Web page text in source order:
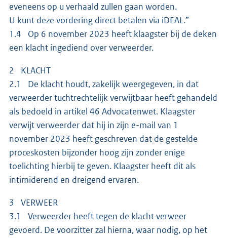
eveneens op u verhaald zullen gaan worden.
U kunt deze vordering direct betalen via iDEAL.”
1.4 Op 6 november 2023 heeft klaagster bij de deken
een klacht ingediend over verweerder.
2 KLACHT
2.1 De klacht houdt, zakelijk weergegeven, in dat
verweerder tuchtrechtelijk verwijtbaar heeft gehandeld
als bedoeld in artikel 46 Advocatenwet. Klaagster
verwijt verweerder dat hij in zijn e-mail van 1
november 2023 heeft geschreven dat de gestelde
proceskosten bijzonder hoog zijn zonder enige
toelichting hierbij te geven. Klaagster heeft dit als
intimiderend en dreigend ervaren.
3 VERWEER
3.1 Verweerder heeft tegen de klacht verweer
gevoerd. De voorzitter zal hierna, waar nodig, op het